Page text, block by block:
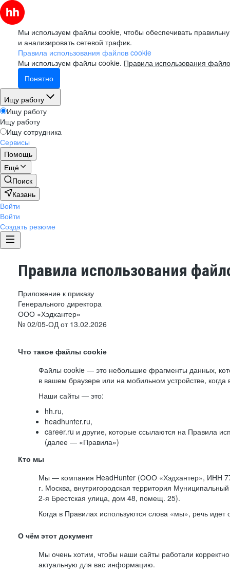
Мы используем файлы cookie, чтобы обеспечивать
и анализировать сетевой трафик.
Правила использования файлов cookie
Мы используем файлы cookie. Правила использования
Понятно
Ищу работу
Ищу работу
Ищу работу
Ищу сотрудника
Сервисы
Помощь
Ещё
Поиск
Казань
Войти
Войти
Создать резюме
Правила использования
Приложение к приказу
Генерального директора
ООО «Хэдхантер»
№ 02/05-ОД от 13.02.2026
Что такое файлы cookie
Файлы cookie — это небольшие фрагменты данных,
в вашем браузере или на мобильном устройстве,
Наши сайты — это:
hh.ru,
headhunter.ru,
career.ru и другие, которые ссылаются на Правила
(далее — «Правила»)
Кто мы
Мы — компания HeadHunter (ООО «Хэдхантер», ИНН
г. Москва, внутригородская территория Муниципальный
2-я Брестская улица, дом 48, помещ. 25).
Когда в Правилах используются слова «мы», речь
О чём этот документ
Мы очень хотим, чтобы наши сайты работали
актуальную для вас информацию.